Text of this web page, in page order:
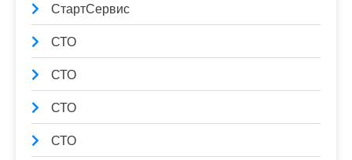
СтартСервис
СТО
СТО
СТО
СТО